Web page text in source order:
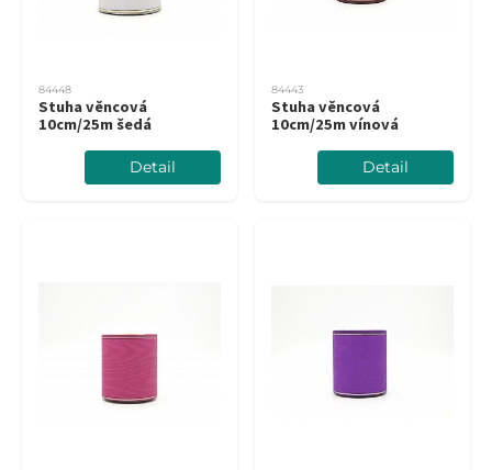
84448
Stuha věncová
10cm/25m šedá
Detail
84443
Stuha věncová
10cm/25m vínová
Detail